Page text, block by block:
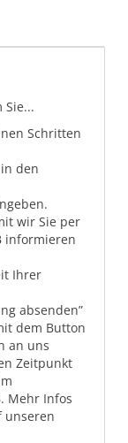
Sie...
Schritten
den
wir Sie per
informieren
Ihrer
absenden”
dem Button
an uns
Zeitpunkt
Mehr Infos
unseren